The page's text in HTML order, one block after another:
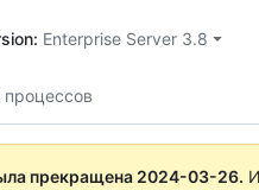
Enterprise Server 3.8
прекращена 2024-03-26.